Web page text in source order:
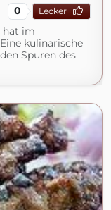
0 Lecker
hat im
kulinarische
Spuren des